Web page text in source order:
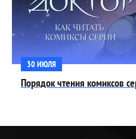
30 ИЮЛЯ
Порядок чтения комиксов